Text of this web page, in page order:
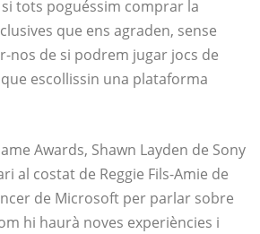
tots poguéssim comprar la
que ens agraden, sense
nos de si podrem jugar jocs de
escollissin una plataforma
Awards, Shawn Layden de Sony
al costat de Reggie Fils-Amie de
de Microsoft per parlar sobre
hi haurà noves experiències i